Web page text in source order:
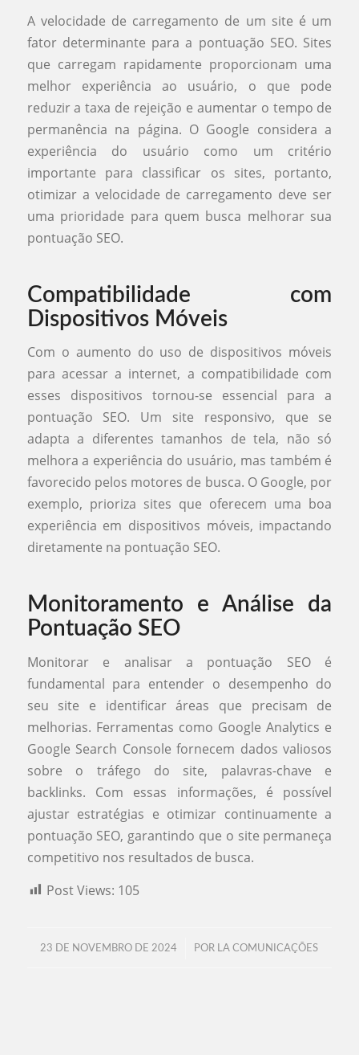
A velocidade de carregamento de um site é um
fator determinante para a pontuação SEO. Sites
que carregam rapidamente proporcionam uma
melhor experiência ao usuário, o que pode
reduzir a taxa de rejeição e aumentar o tempo de
permanência na página. O Google considera a
experiência do usuário como um critério
importante para classificar os sites, portanto,
otimizar a velocidade de carregamento deve ser
uma prioridade para quem busca melhorar sua
pontuação SEO.
Compatibilidade com
Dispositivos Móveis
Com o aumento do uso de dispositivos móveis
para acessar a internet, a compatibilidade com
esses dispositivos tornou-se essencial para a
pontuação SEO. Um site responsivo, que se
adapta a diferentes tamanhos de tela, não só
melhora a experiência do usuário, mas também é
favorecido pelos motores de busca. O Google, por
exemplo, prioriza sites que oferecem uma boa
experiência em dispositivos móveis, impactando
diretamente na pontuação SEO.
Monitoramento e Análise da
Pontuação SEO
Monitorar e analisar a pontuação SEO é
fundamental para entender o desempenho do
seu site e identificar áreas que precisam de
melhorias. Ferramentas como Google Analytics e
Google Search Console fornecem dados valiosos
sobre o tráfego do site, palavras-chave e
backlinks. Com essas informações, é possível
ajustar estratégias e otimizar continuamente a
pontuação SEO, garantindo que o site permaneça
competitivo nos resultados de busca.
Post Views: 105
23 DE NOVEMBRO DE 2024
/ POR LA COMUNICAÇÕES